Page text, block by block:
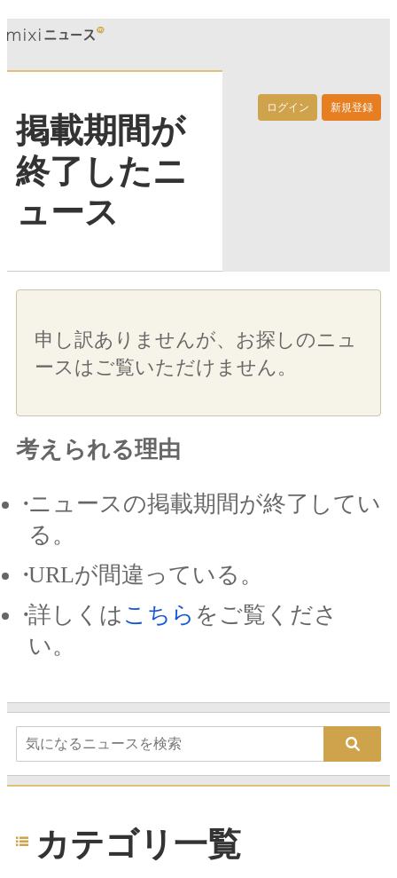
ログイン 新規登録
掲載期間が
終了したニ
ュース
申し訳ありませんが、お探しのニュ
ースはご覧いただけません。
考えられる理由
ニュースの掲載期間が終了してい
る。
URLが間違っている。
詳しくは こちら をご覧くださ
い。
カテゴリ一覧